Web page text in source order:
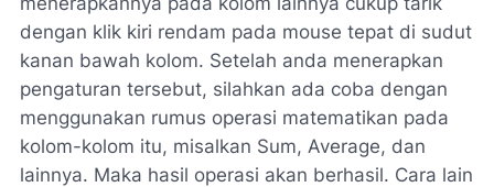
dengan klik kiri rendam pada mouse tepat di sudut
kanan bawah kolom. Setelah anda menerapkan
pengaturan tersebut, silahkan ada coba dengan
menggunakan rumus operasi matematikan pada
kolom-kolom itu, misalkan Sum, Average, dan
lainnya. Maka hasil operasi akan berhasil. Cara lain